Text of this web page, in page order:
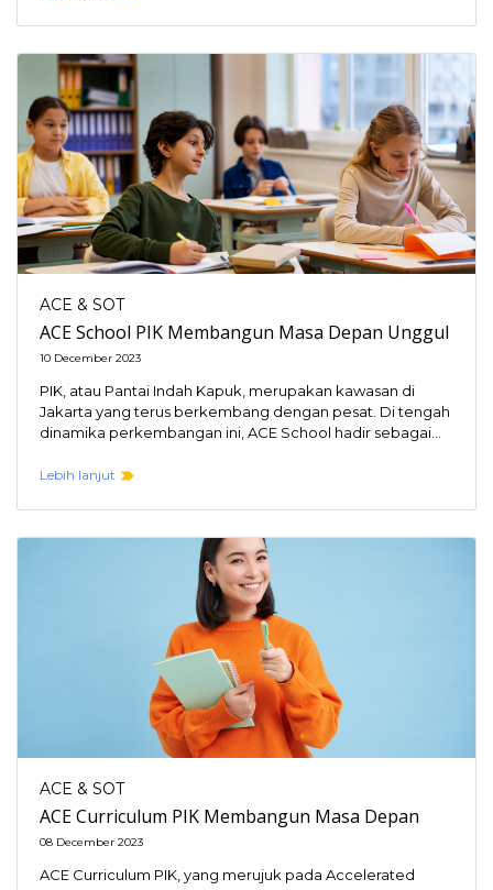
ACE & SOT
ACE School PIK Membangun Masa Depan Unggul
10 December 2023
PIK, atau Pantai Indah Kapuk, merupakan kawasan di
Jakarta yang terus berkembang dengan pesat. Di tengah
dinamika perkembangan ini, ACE School hadir sebagai…
Lebih lanjut
ACE & SOT
ACE Curriculum PIK Membangun Masa Depan
08 December 2023
ACE Curriculum PIK, yang merujuk pada Accelerated